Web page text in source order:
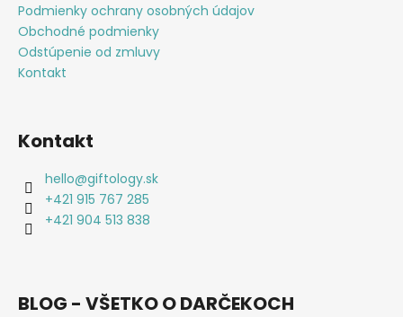
Podmienky ochrany osobných údajov
Obchodné podmienky
Odstúpenie od zmluvy
Kontakt
Kontakt
hello@giftology.sk
+421 915 767 285
+421 904 513 838
BLOG - VŠETKO O DARČEKOCH